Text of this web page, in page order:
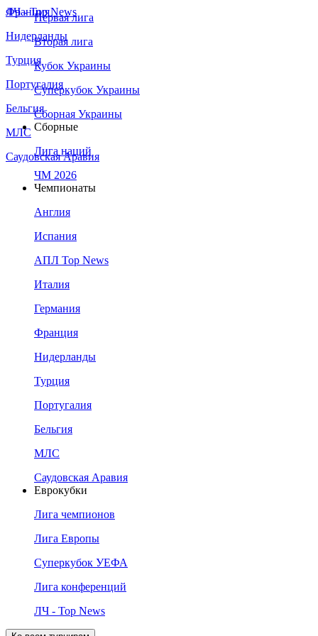
Франция
Нидерланды
Турция
Португалия
Бельгия
МЛС
Саудовская Аравия
ЛЧ - Top News
Первая лига
Вторая лига
Кубок Украины
Суперкубок Украины
Сборная Украины
Сборные
Лига наций
ЧМ 2026
Чемпионаты
Англия
Испания
АПЛ Top News
Италия
Германия
Франция
Нидерланды
Турция
Португалия
Бельгия
МЛС
Саудовская Аравия
Еврокубки
Лига чемпионов
Лига Европы
Суперкубок УЕФА
Лига конференций
ЛЧ - Top News